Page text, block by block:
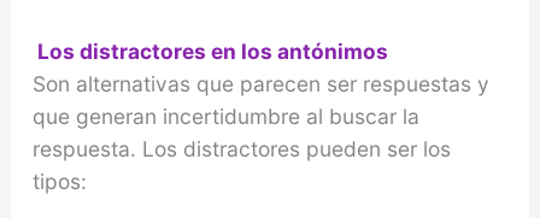
Los distractores en los antónimos
Son alternativas que parecen ser respuestas y
que ge­neran incertidumbre al buscar la
respuesta. Los distractores pueden ser los
tipos: